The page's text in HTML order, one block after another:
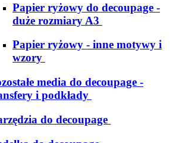
Papier ryżowy do decoupage -
duże rozmiary A3
Papier ryżowy - inne motywy i
wzory
media do decoupage -
i podkłady
do decoupage